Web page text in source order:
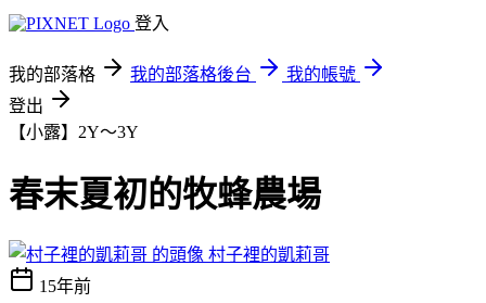
登入
我的部落格 我的部落格後台
我的帳號
登出
【小露】2Y～3Y
春末夏初的牧蜂農場
村子裡的凱莉哥
15年前